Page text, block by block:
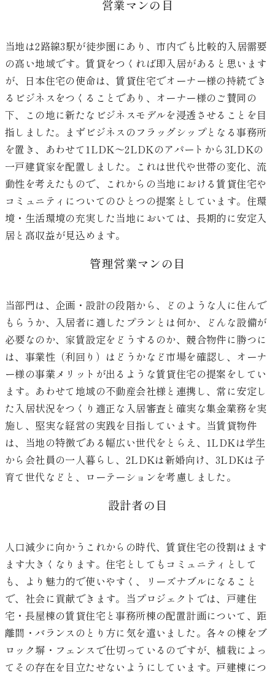
営業マンの目
当地は2路線3駅が徒歩圏にあり、市内でも比較的入居需要
の高い地域です。賃貸をつくれば即入居があると思います
が、日本住宅の使命は、賃貸住宅でオーナー様の持続でき
るビジネスをつくることであり、オーナー様のご賛同の
下、この地に新たなビジネスモデルを浸透させることを目
指しました。まずビジネスのフラッグシップとなる事務所
を置き、あわせて1LDK～2LDKのアパートから3LDKの
一戸建貸家を配置しました。これは世代や世帯の変化、流
動性を考えたもので、これからの当地における賃貸住宅や
コミュニティについてのひとつの提案としています。住環
境・生活環境の充実した当地においては、長期的に安定入
居と高収益が見込めます。
管理営業マンの目
当部門は、企画・設計の段階から、どのような人に住んで
もらうか、入居者に適したプランとは何か、どんな設備が
必要なのか、家賃設定をどうするのか、競合物件に勝つに
は、事業性（利回り）はどうかなど市場を確認し、オーナ
ー様の事業メリットが出るような賃貸住宅の提案をしてい
ます。あわせて地域の不動産会社様と連携し、常に安定し
た入居状況をつくり適正な入居審査と確実な集金業務を実
施し、堅実な経営の実践を目指しています。当賃貸物件
は、当地の特徴である幅広い世代をとらえ、1LDKは学生
から会社員の一人暮らし、2LDKは新婚向け、3LDKは子
育て世代などと、ローテーションを考慮しました。
設計者の目
人口減少に向かうこれからの時代、賃貸住宅の役割はます
ます大きくなります。住宅としてもコミュニティとして
も、より魅力的で使いやすく、リーズナブルになること
で、社会に貢献できます。当プロジェクトでは、戸建住
宅・長屋棟の賃貸住宅と事務所棟の配置計画について、距
離間・バランスのとり方に気を遣いました。各々の棟をブ
ロック塀・フェンスで仕切っているのですが、植栽によっ
てその存在を目立たせないようにしています。戸建棟につ